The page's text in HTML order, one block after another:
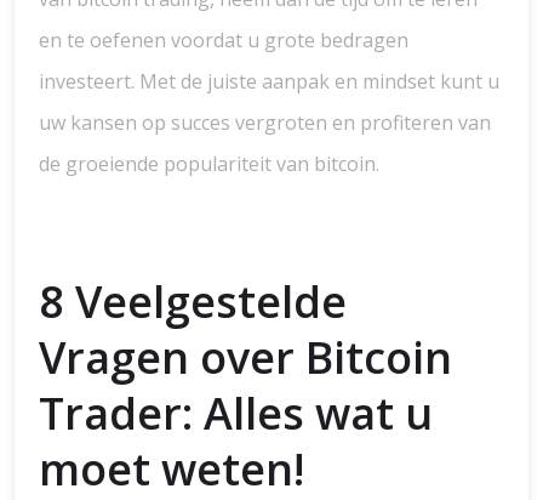
en te oefenen voordat u grote bedragen
investeert. Met de juiste aanpak en mindset kunt u
uw kansen op succes vergroten en profiteren van
de groeiende populariteit van bitcoin.
8 Veelgestelde
Vragen over Bitcoin
Trader: Alles wat u
moet weten!